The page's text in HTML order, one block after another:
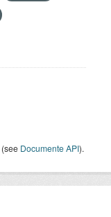
(see Documente API).